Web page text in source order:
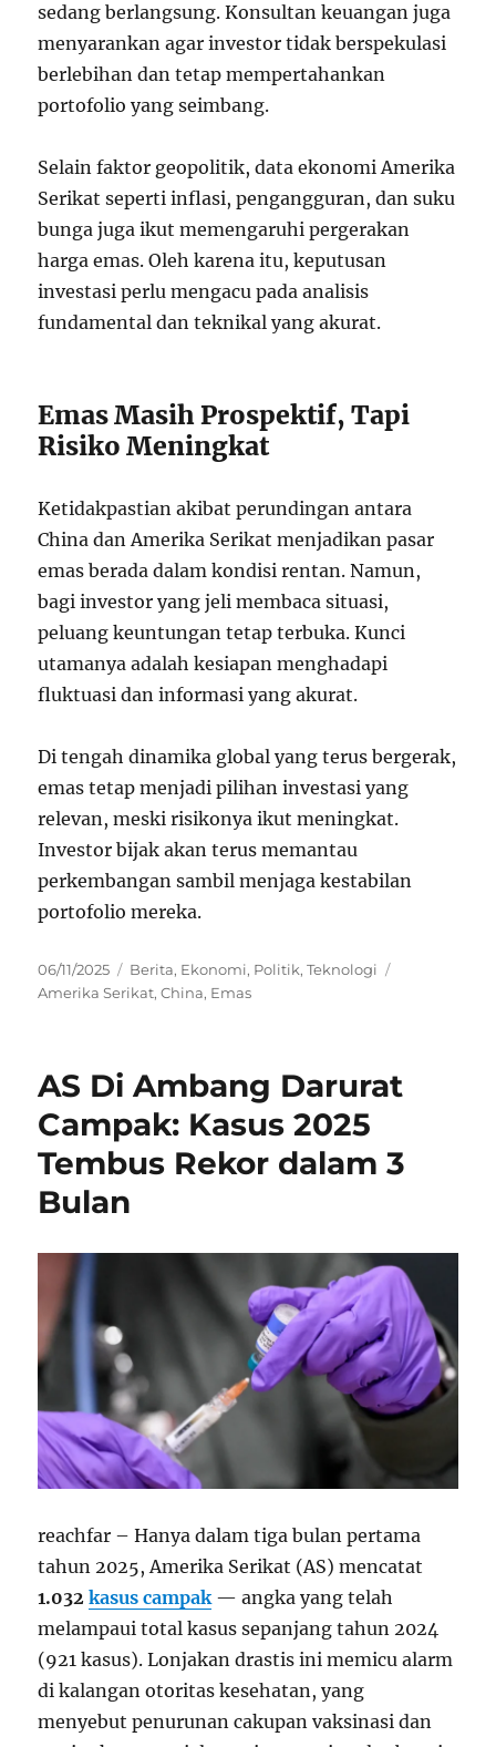
sedang berlangsung. Konsultan keuangan juga
menyarankan agar investor tidak berspekulasi
berlebihan dan tetap mempertahankan
portofolio yang seimbang.
Selain faktor geopolitik, data ekonomi Amerika
Serikat seperti inflasi, pengangguran, dan suku
bunga juga ikut memengaruhi pergerakan
harga emas. Oleh karena itu, keputusan
investasi perlu mengacu pada analisis
fundamental dan teknikal yang akurat.
Emas Masih Prospektif, Tapi
Risiko Meningkat
Ketidakpastian akibat perundingan antara
China dan Amerika Serikat menjadikan pasar
emas berada dalam kondisi rentan. Namun,
bagi investor yang jeli membaca situasi,
peluang keuntungan tetap terbuka. Kunci
utamanya adalah kesiapan menghadapi
fluktuasi dan informasi yang akurat.
Di tengah dinamika global yang terus bergerak,
emas tetap menjadi pilihan investasi yang
relevan, meski risikonya ikut meningkat.
Investor bijak akan terus memantau
perkembangan sambil menjaga kestabilan
portofolio mereka.
Posted
on
06/11/2025 Categories
Berita, Ekonomi, Politik,Teknologi
Amerika Serikat,China, Emas
AS Di Ambang Darurat
Campak: Kasus 2025
Tembus Rekor dalam 3
Bulan
reachfar – Hanya dalam tiga bulan pertama
tahun 2025, Amerika Serikat (AS) mencatat
1.032kasus campak— angka yang telah
melampaui total kasus sepanjang tahun 2024
(921 kasus). Lonjakan drastis ini memicu alarm
di kalangan otoritas kesehatan, yang
menyebut penurunan cakupan vaksinasi dan